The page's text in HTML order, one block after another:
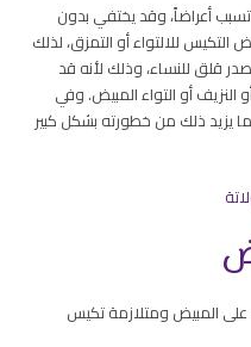
أعراضاً، وقد يختفي بدون
للالتواء أو التمزق، لذلك
قلق للنساء، وذلك لأنه قد
أو التواء المبيض. وفي
يزيد ذلك من خطورته بشكل كبير
المبيض ومتلازمة تكيس